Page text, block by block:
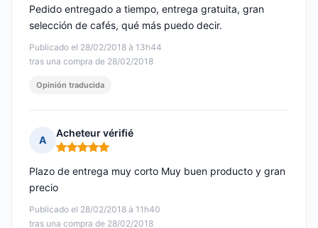
Publicado el 28/02/2018 à 13h44
tras una compra de 28/02/2018
Pedido entregado a tiempo, entrega gratuita, gran
selección de cafés, qué más puedo decir.
Opinión traducida
A
Acheteur vérifié
Nota: 5 de 5
Publicado el 28/02/2018 à 11h40
tras una compra de 28/02/2018
Plazo de entrega muy corto Muy buen producto y gran
precio